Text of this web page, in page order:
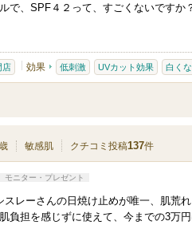
で、SPF４２って、すごくないですか
店 効果 低刺激 UVカット効果 白く
敏感肌 クチコミ投稿137件
モニター・プレゼント
スレーさんの日焼け止めが唯一、肌荒
負担を感じずに使えて、今までの3万